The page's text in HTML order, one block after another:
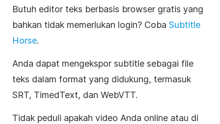
Butuh editor teks berbasis browser gratis yang
bahkan tidak memerlukan login? Coba Subtitle
Horse.
Anda dapat mengekspor subtitle sebagai file
teks dalam format yang didukung, termasuk
SRT, TimedText, dan WebVTT.
Tidak peduli apakah video Anda online atau di